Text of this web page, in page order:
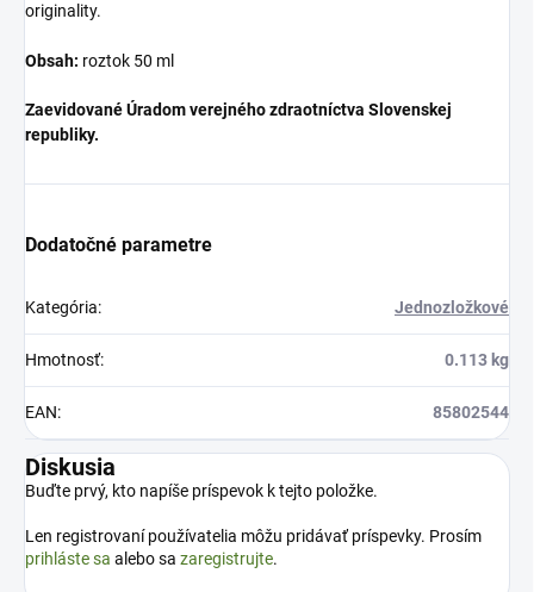
originality.
Obsah: roztok 50 ml
Zaevidované Úradom verejného zdraotníctva Slovenskej
republiky.
Dodatočné parametre
Kategória: Jednozložkové
Hmotnosť: 0.113 kg
EAN: 85802544
Diskusia
Buďte prvý, kto napíše príspevok k tejto položke.
Len registrovaní používatelia môžu pridávať príspevky. Prosím
prihláste sa alebo sa zaregistrujte.